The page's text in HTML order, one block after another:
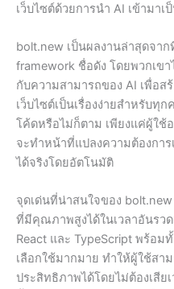
เว็บไซต์ด้วยการนำ AI เข้ามา
bolt.new เป็นผลงานล่าสุดจา
framework ชื่อดัง โดยพวกเข
กับความสามารถของ AI เพื่อส
เว็บไซต์เป็นเรื่องง่ายสำหรับทุ
โค้ดหรือไม่ก็ตาม เพียงแค่ผู้ใช้
จะทำหน้าที่แปลงความต้องกา
ได้จริงโดยอัตโนมัติ
จุดเด่นที่น่าสนใจของ
ที่มีคุณภาพสูงได้ในเวลาอันรว
React และ TypeScript พร้อม
เลือกใช้มากมาย ทำให้ผู้ใช้สา
ประสิทธิภาพได้โดยไม่ต้องเสีย